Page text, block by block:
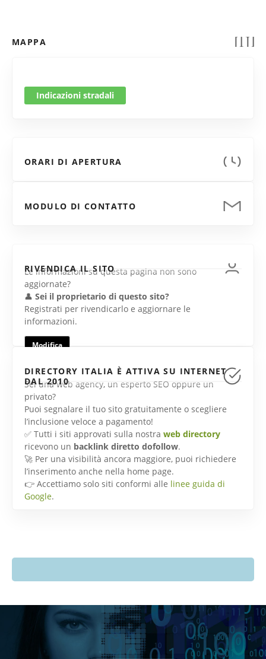
MAPPA
Indicazioni stradali
ORARI DI APERTURA
MODULO DI CONTATTO
RIVENDICA IL SITO
Le informazioni su questa pagina non sono
aggiornate?
👤 Sei il proprietario di questo sito?
Registrati per rivendicarlo e aggiornare le
informazioni.
Modifica
DIRECTORY ITALIA È ATTIVA SU INTERNET
DAL 2010
Sei una web agency, un esperto SEO oppure un
privato?
Puoi segnalare il tuo sito gratuitamente o scegliere
l’inclusione veloce a pagamento!
✅ Tutti i siti approvati sulla nostra web directory
ricevono un backlink diretto dofollow.
🚀 Per una visibilità ancora maggiore, puoi richiedere
l’inserimento anche nella home page.
👉 Accettiamo solo siti conformi alle linee guida di
Google.